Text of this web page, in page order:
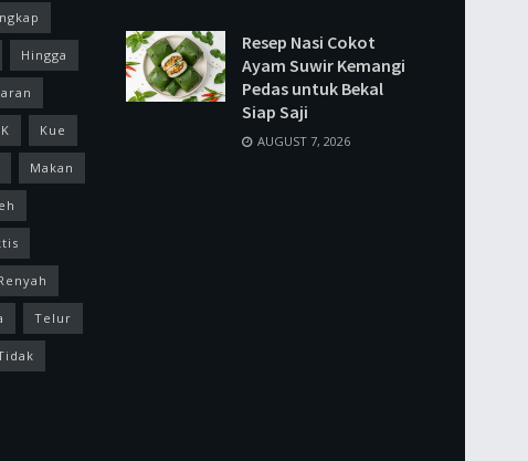
Hingga
Kue
Makan
Telur
Resep Nasi Cokot
Ayam Suwir Kemangi
Pedas untuk Bekal
Siap Saji
AUGUST 7, 2026